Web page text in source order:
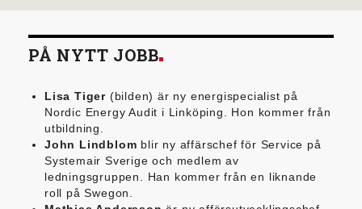
PÅ NYTT JOBB
Lisa Tiger (bilden) är ny energispecialist på
Nordic Energy Audit i Linköping. Hon kommer från
utbildning.
John Lindblom blir ny affärschef för Service på
Systemair Sverige och medlem av
ledningsgruppen. Han kommer från en liknande
roll på Swegon.